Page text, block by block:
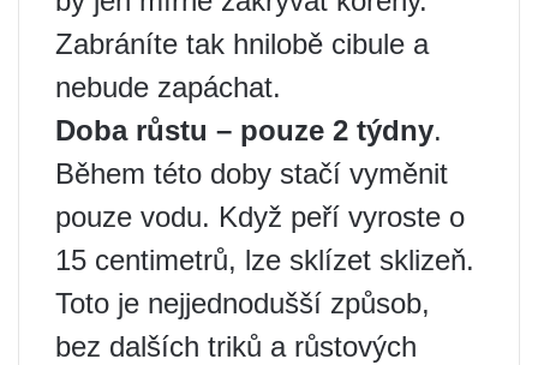
Zabráníte tak hnilobě cibule a
nebude zapáchat.
Doba růstu – pouze 2 týdny.
Během této doby stačí vyměnit
pouze vodu. Když peří vyroste o
15 centimetrů, lze sklízet sklizeň.
Toto je nejjednodušší způsob,
bez dalších triků a růstových